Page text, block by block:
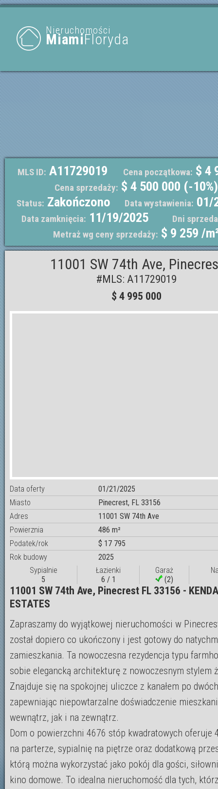
Nieruchomości
MiamiFloryda
MLS ID: A11729019 Cena początkowa: $ 4
Cena sprzedaży: $ 4 500 000 (-10%)
Status: Zakończono Data wystawienia: 01/
Data zamknięcia: 11/19/2025
Dni
Metraż wg ceny sprzedaży: $ 9 259 /
11001 SW 74th Ave,
#MLS: A11729019
$ 4 995 000
Data oferty
01/21/2025
Miasto
Pinecrest, FL 33156
Adres
11001 SW 74th Ave
Powierznia
486 m²
Podatek/rok
$ 17 795
Rok budowy
2025
Sypialnie
5
Łazienki
6 / 1
Garaż
(2)
11001 SW 74th Ave, Pinecrest FL 33156 -
ESTATES
Zapraszamy do wyjątkowej nieruchomości w
został dopiero co ukończony i jest gotowy do
zamieszkania. Ta nowoczesna rezydencja typu
sobie elegancką architekturę z nowoczesnym stylem
Znajduje się na spokojnej uliczce z kanałem po
zapewniając niepowtarzalne doświadczenie
wewnątrz, jak i na zewnątrz.
Dom o powierzchni 4676 stóp kwadratowych oferuje
na parterze, sypialnię na piętrze oraz dodatkową
którą można wykorzystać jako pokój dla gości,
kino domowe. To idealna nieruchomość dla tych,